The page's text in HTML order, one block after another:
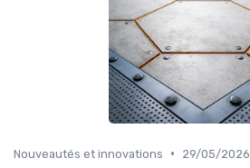
Nouveautés et innovations • 29/05/2026